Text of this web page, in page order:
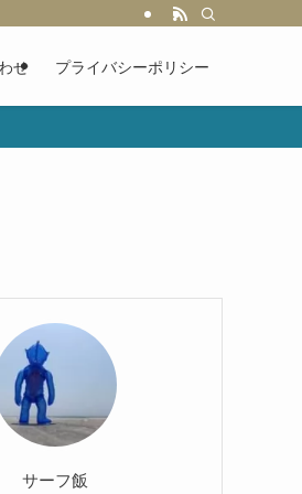
せ プライバシーポリシー
サーフ飯